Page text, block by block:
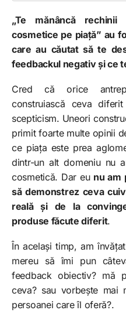
„Te mănâncă
cosmetice pe piață” au
care au căutat să te
feedbackul negativ și ce
Cred că orice
construiască ceva
scepticism. Uneori
primit foarte multe opinii
ce piața este prea
dintr-un alt domeniu nu
cosmetică. Dar eu nu am
să demonstrez ceva
reală și de la
produse făcute diferit.
În același timp, am
mereu să îmi pun
feedback obiectiv? mă
ceva? sau vorbește mai
persoanei care îl oferă?.